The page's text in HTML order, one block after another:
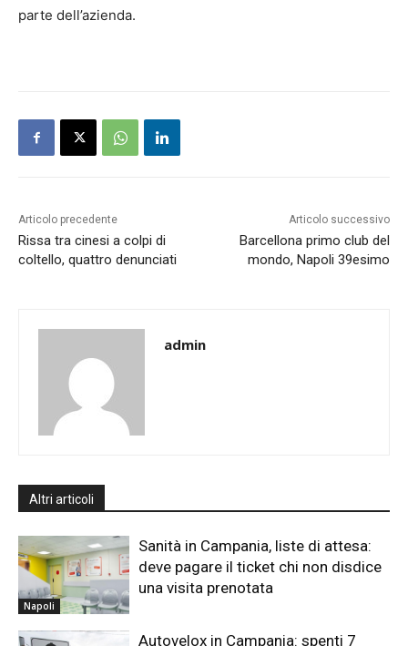
parte dell’azienda.
Articolo precedente
Rissa tra cinesi a colpi di
coltello, quattro denunciati
Articolo successivo
Barcellona primo club del
mondo, Napoli 39esimo
admin
Altri articoli
Napoli
Sanità in Campania, liste di attesa:
deve pagare il ticket chi non disdice
una visita prenotata
Autovelox in Campania: spenti 7